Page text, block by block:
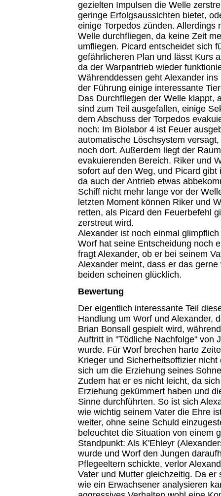
gezielten Impulsen die Welle
geringe Erfolgsaussichten bietet,
einige Torpedos zünden. Allerdings
Welle durchfliegen, da keine Zeit
umfliegen. Picard entscheidet sich
gefährlicheren Plan und lässt Kurs
da der Warpantrieb wieder
Währenddessen geht Alexander
der Führung einige interessante
Das Durchfliegen der Welle klappt,
sind zum Teil ausgefallen, einige
dem Abschuss der Torpedos
noch: Im Biolabor 4 ist Feuer
automatische Löschsystem
noch dort. Außerdem liegt der
evakuierenden Bereich. Riker und
sofort auf den Weg, und Picard gibt
da auch der Antrieb etwas
Schiff nicht mehr lange vor der
letzten Moment können Riker und
retten, als Picard den Feuerbefehl
zerstreut wird.
Alexander ist noch einmal
Worf hat seine Entscheidung noch
fragt Alexander, ob er bei seinem
Alexander meint, dass er das gerne
beiden scheinen glücklich.
Bewertung
Der eigentlich interessante Teil
Handlung um Worf und Alexander,
Brian Bonsall gespielt wird,
Auftritt in "Tödliche Nachfolge" von
wurde. Für Worf brechen harte
Krieger und Sicherheitsoffizier nicht
sich um die Erziehung seines
Zudem hat er es nicht leicht, da
Erziehung gekümmert haben und
Sinne durchführten. So ist sich
wie wichtig seinem Vater die Ehre
weiter, ohne seine Schuld
beleuchtet die Situation von einem
Standpunkt: Als K'Ehleyr
wurde und Worf den Jungen
Pflegeeltern schickte, verlor
Vater und Mutter gleichzeitig. Da er
wie ein Erwachsener analysieren